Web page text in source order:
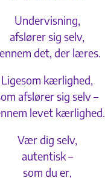
Undervisning,
afslører sig selv,
det, der læres.
Ligesom kærlighed,
afslører sig selv –
levet kærlighed.
Vær dig selv,
autentisk –
som du er,